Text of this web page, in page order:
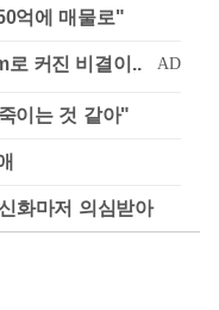
억에 매물로"
이는 것 같아"
화마저 의심받아